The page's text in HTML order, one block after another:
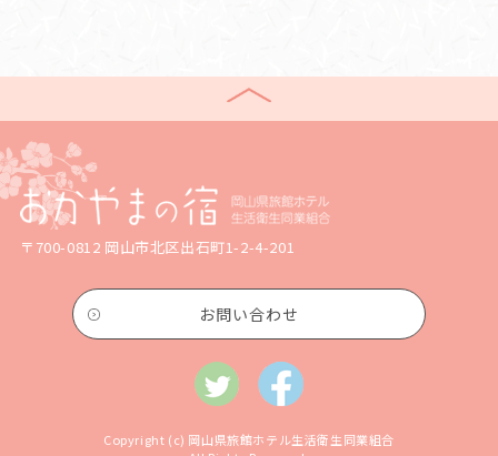
〒700-0812 岡山市北区出石町1-2-4-201
お問い合わせ
Copyright (c) 岡山県旅館ホテル生活衛生同業組合